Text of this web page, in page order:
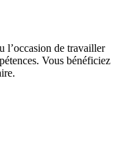
l’occasion de travailler
Vous bénéficiez